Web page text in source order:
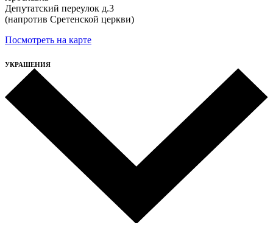
Депутатский переулок д.3
(напротив Сретенской церкви)
Посмотреть на карте
УКРАШЕНИЯ